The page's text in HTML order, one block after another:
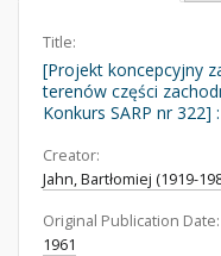
Title:
[Projekt koncepcyjny
terenów części
Konkurs SARP nr
Creator:
Jahn, Bartłomiej (1919-
Original Publication Date:
1961